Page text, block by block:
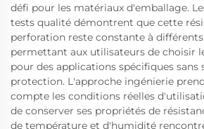
défi pour les matériaux d'emballage.
tests qualité démontrent que cette
perforation reste constante à
permettant aux utilisateurs de choisir
pour des applications spécifiques sans
protection. L'approche ingénierie
compte les conditions réelles
de conserver ses propriétés de
de température et d'humidité